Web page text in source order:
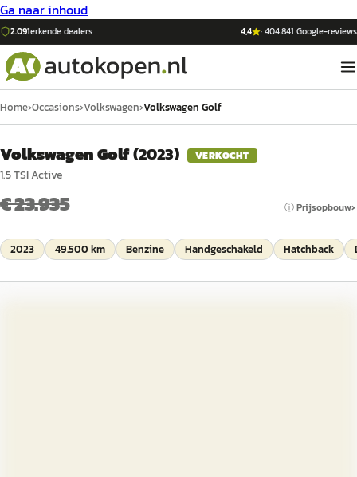
Ga naar inhoud
2.091erkende dealers 4,4 ·404.841 Google-reviews
Home›Occasions›Volkswagen›Volkswagen Golf
Volkswagen Golf(2023) VERKOCHT
1.5 TSI Active
€ 23.935 ⓘ Prijsopbouw
2023 49.500 km Benzine Handgeschakeld Hatchback